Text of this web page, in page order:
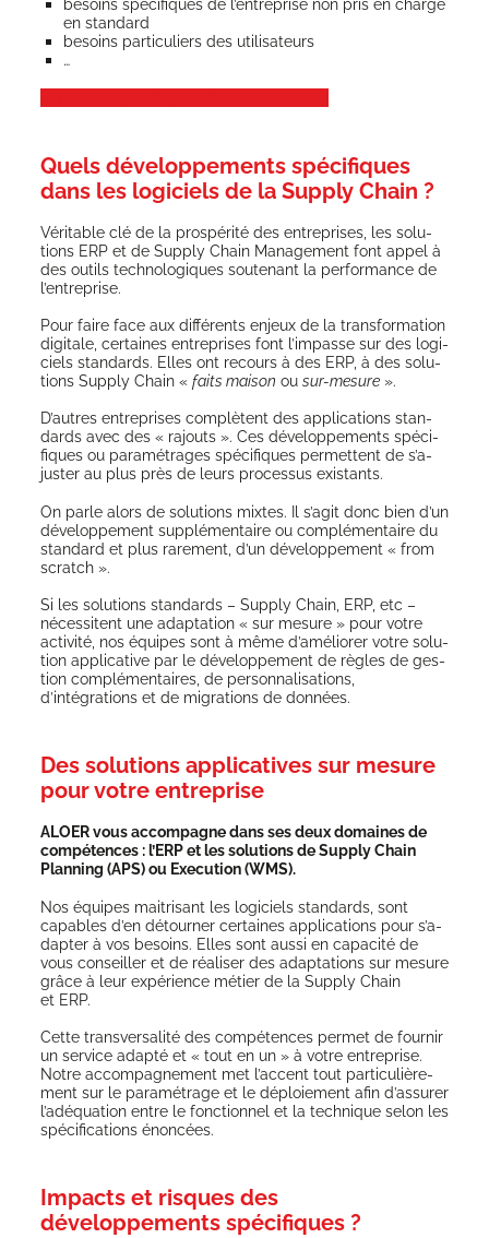
besoins spé­ci­fiques de l’en­tre­prise non pris en charge
en standard
besoins par­ti­cu­liers des utilisateurs
…
Quels développements spécifiques
dans les logiciels de la Supply Chain ?
Véri­table clé de la pros­pé­ri­té des entre­prises, les solu­
tions ERP et de Sup­ply Chain Mana­ge­ment font appel à
des outils tech­no­lo­giques sou­te­nant la per­for­mance de
l’entreprise.
Pour faire face aux dif­fé­rents enjeux de la trans­for­ma­tion
digi­tale, cer­taines entre­prises font l’impasse sur des logi­
ciels stan­dards. Elles ont recours à des ERP, à des solu­
tions Sup­ply Chain « faits mai­son ou sur-mesure».
D’autres entre­prises com­plètent des appli­ca­tions stan­
dards avec des « rajouts ». Ces déve­lop­pe­ments spé­ci­
fiques ou para­mé­trages spé­ci­fiques per­mettent de s’a­
jus­ter au plus près de leurs pro­ces­sus existants.
On parle alors de solu­tions mixtes. Il s’a­git donc bien d’un
déve­lop­pe­ment sup­plé­men­taire ou com­plé­men­taire du
stan­dard et plus rare­ment, d’un déve­lop­pe­ment « from
scratch ».
Si les solu­tions stan­dards – Sup­ply Chain, ERP, etc –
néces­sitent une adap­ta­tion « sur mesure » pour votre
acti­vi­té, nos équipes sont à même d’améliorer votre solu­
tion appli­ca­tive par le déve­lop­pe­ment de règles de ges­
tion com­plé­men­taires, de per­son­na­li­sa­tions,
d’intégrations et de migra­tions de données.
Des solutions applicatives sur mesure
pour votre entreprise
ALOER vous accom­pagne dans ses deux domaines de
com­pé­tences : l’ERP et les solu­tions de Sup­ply Chain
Plan­ning (APS) ou Exe­cu­tion (WMS).
Nos équipes mai­tri­sant les logi­ciels stan­dards, sont
capables d’en détour­ner cer­taines appli­ca­tions pour s’a­
dap­ter à vos besoins. Elles sont aus­si en capa­ci­té de
vous conseiller et de réa­li­ser des adap­ta­tions sur mesure
grâce à leur expé­rience métier de la Sup­ply Chain
et ERP.
Cette trans­ver­sa­li­té des com­pé­tences per­met de four­nir
un ser­vice adap­té et « tout en un » à votre entre­prise.
Notre accom­pa­gne­ment met l’ac­cent tout par­ti­cu­liè­re­
ment sur le para­mé­trage et le déploie­ment afin d’as­su­rer
l’a­dé­qua­tion entre le fonc­tion­nel et la tech­nique selon les
spé­ci­fi­ca­tions énoncées.
Impacts et risques des
développements spécifiques ?